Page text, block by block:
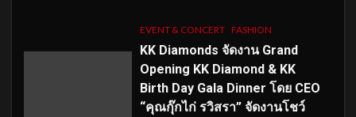
EVENT & CONCERT FASHION
KK Diamonds จัดงาน Grand
Opening KK Diamond & KK
Birth Day Gala Dinner โดย CEO
“คุณกุ๊กไก่ รวิสรา” จัดงานโชว์